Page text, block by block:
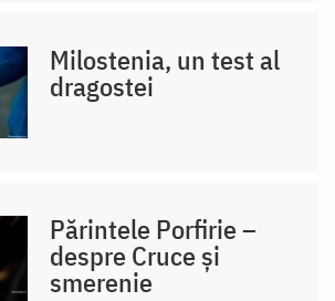
Milostenia, un test al
dragostei
Părintele Porfirie –
despre Cruce și
smerenie